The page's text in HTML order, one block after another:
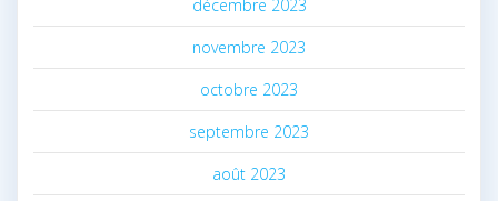
décembre 2023
novembre 2023
octobre 2023
septembre 2023
août 2023